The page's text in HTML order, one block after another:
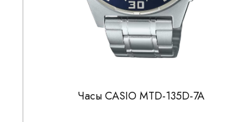
Часы CASIO MTD-135D-7A